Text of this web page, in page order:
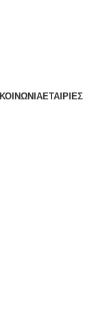
ΕΤΑΙΡΙΕΣ